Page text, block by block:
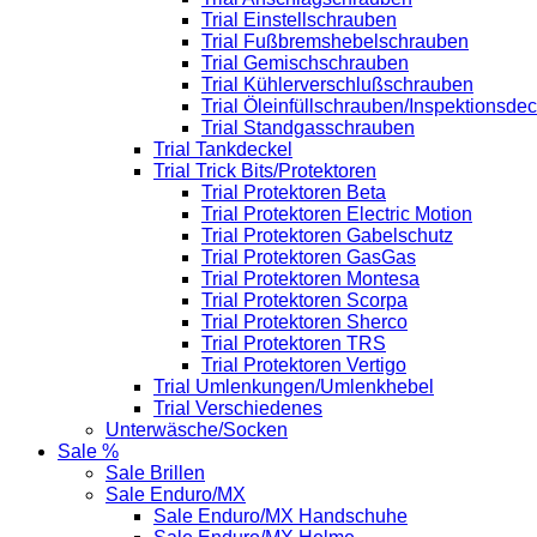
Trial Einstellschrauben
Trial Fußbremshebelschrauben
Trial Gemischschrauben
Trial Kühlerverschlußschrauben
Trial Öleinfüllschrauben/
Trial Standgasschrauben
Trial Tankdeckel
Trial Trick Bits/Protektoren
Trial Protektoren Beta
Trial Protektoren Electric Motion
Trial Protektoren Gabelschutz
Trial Protektoren GasGas
Trial Protektoren Montesa
Trial Protektoren Scorpa
Trial Protektoren Sherco
Trial Protektoren TRS
Trial Protektoren Vertigo
Trial Umlenkungen/Umlenkhebel
Trial Verschiedenes
Unterwäsche/Socken
Sale %
Sale Brillen
Sale Enduro/MX
Sale Enduro/MX Handschuhe